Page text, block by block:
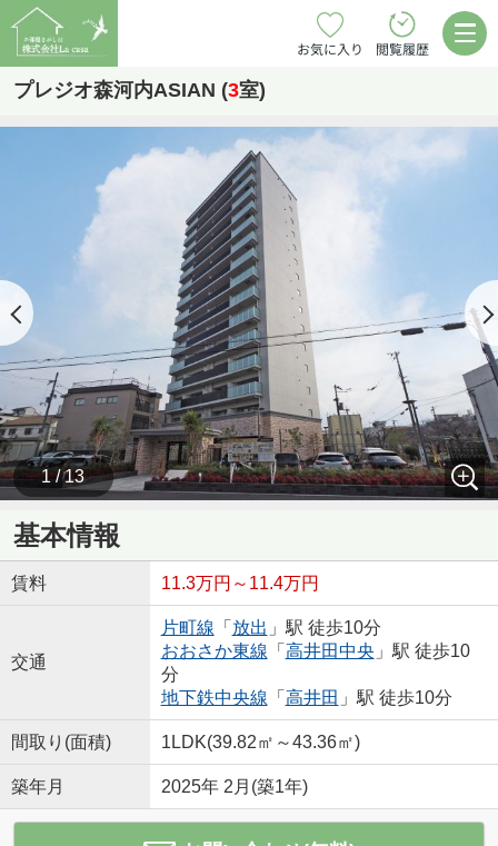
お気に入り 閲覧履歴
プレジオ森河内ASIAN (3室)
1 / 13
基本情報
賃料 11.3万円～11.4万円
交通
片町線 「 放出 」駅 徒歩10分
おおさか東線 「 高井田中央 」駅 徒歩10
分
地下鉄中央線 「 高井田 」駅 徒歩10分
間取り(面積) 1LDK(39.82㎡～43.36㎡)
築年月 2025年 2月(築1年)